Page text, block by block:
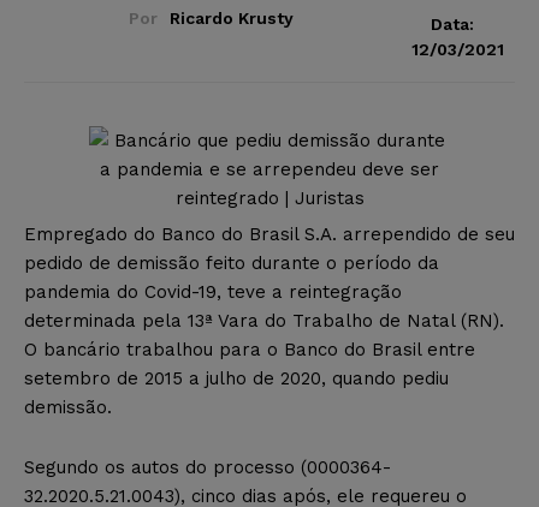
Por Ricardo Krusty
Data:
12/03/2021
Empregado do Banco do Brasil S.A. arrependido de seu
pedido de demissão feito durante o período da
pandemia do Covid-19, teve a reintegração
determinada pela 13ª Vara do Trabalho de Natal (RN).
O bancário trabalhou para o Banco do Brasil entre
setembro de 2015 a julho de 2020, quando pediu
demissão.
Segundo os autos do processo (0000364-
32.2020.5.21.0043), cinco dias após, ele requereu o